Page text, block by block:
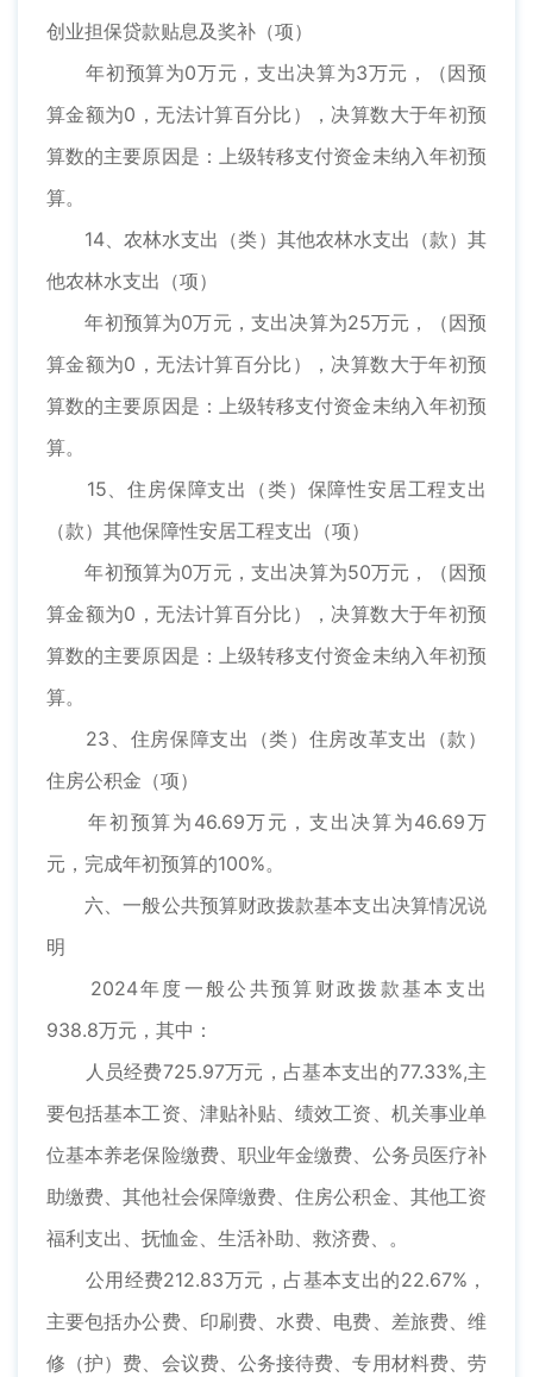
创业担保贷款贴息及奖补（项）
年初预算为0万元，支出决算为3万元，（因预
算金额为0，无法计算百分比），决算数大于年初预
算数的主要原因是：上级转移支付资金未纳入年初预
算。
14、农林水支出（类）其他农林水支出（款）其
他农林水支出（项）
年初预算为0万元，支出决算为25万元，（因预
算金额为0，无法计算百分比），决算数大于年初预
算数的主要原因是：上级转移支付资金未纳入年初预
算。
15、住房保障支出（类）保障性安居工程支出
（款）其他保障性安居工程支出（项）
年初预算为0万元，支出决算为50万元，（因预
算金额为0，无法计算百分比），决算数大于年初预
算数的主要原因是：上级转移支付资金未纳入年初预
算。
23、住房保障支出（类）住房改革支出（款）
住房公积金（项）
年初预算为46.69万元，支出决算为46.69万
元，完成年初预算的100%。
六、一般公共预算财政拨款基本支出决算情况说
明
2024年度一般公共预算财政拨款基本支出
938.8万元，其中：
人员经费725.97万元，占基本支出的77.33%,主
要包括基本工资、津贴补贴、绩效工资、机关事业单
位基本养老保险缴费、职业年金缴费、公务员医疗补
助缴费、其他社会保障缴费、住房公积金、其他工资
福利支出、抚恤金、生活补助、救济费、。
公用经费212.83万元，占基本支出的22.67%，
主要包括办公费、印刷费、水费、电费、差旅费、维
修（护）费、会议费、公务接待费、专用材料费、劳